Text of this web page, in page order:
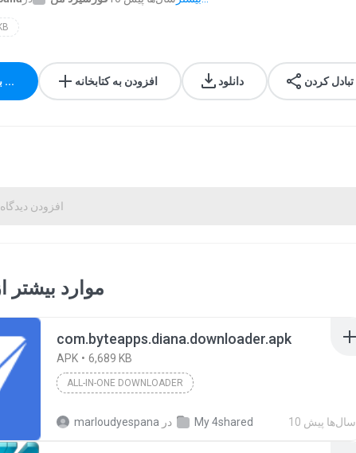
باز شدن در ... افزودن به کتابخانه دانلود تبادل کردن
افزودن
موارد بیشتر
com.byteapps.diana.downloader.apk
APK 6,689 KB
ALL-IN-ONE DOWNLOADER
marloudyespana در My 4shared 10 سال‌ها پیش